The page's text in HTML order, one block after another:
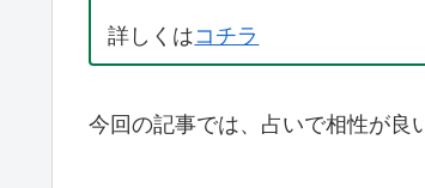
詳しくはコチラ
今回の記事では、占いで相性が良